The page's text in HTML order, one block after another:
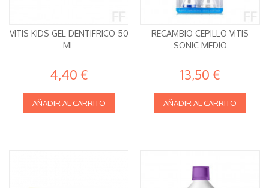
VITIS KIDS GEL DENTIFRICO 50
ML
4,40 €
AÑADIR AL CARRITO
RECAMBIO CEPILLO VITIS
SONIC MEDIO
13,50 €
AÑADIR AL CARRITO